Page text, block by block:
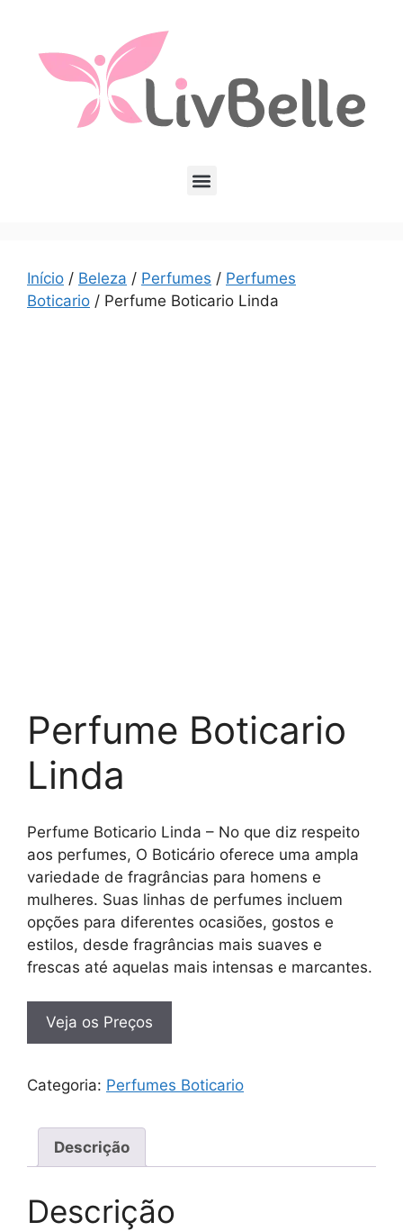
Início / Beleza / Perfumes / Perfumes
Boticario / Perfume Boticario Linda
Perfume Boticario
Linda
Perfume Boticario Linda – No que diz respeito
aos perfumes, O Boticário oferece uma ampla
variedade de fragrâncias para homens e
mulheres. Suas linhas de perfumes incluem
opções para diferentes ocasiões, gostos e
estilos, desde fragrâncias mais suaves e
frescas até aquelas mais intensas e marcantes.
Veja os Preços
Categoria: Perfumes Boticario
Descrição
Descrição